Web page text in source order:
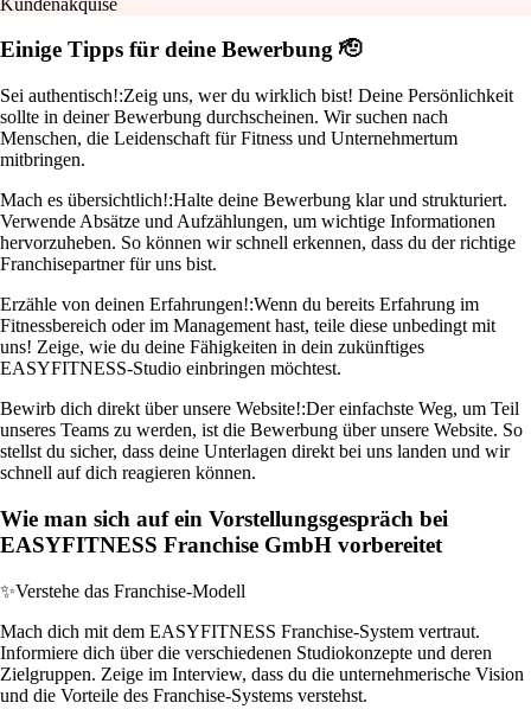
Einige Tipps für deine Bewerbung 🫡
Sei authentisch!:Zeig uns, wer du wirklich bist! Deine Persönlichkeit
sollte in deiner Bewerbung durchscheinen. Wir suchen nach
Menschen, die Leidenschaft für Fitness und Unternehmertum
mitbringen.
Mach es übersichtlich!:Halte deine Bewerbung klar und strukturiert.
Verwende Absätze und Aufzählungen, um wichtige Informationen
hervorzuheben. So können wir schnell erkennen, dass du der richtige
Franchisepartner für uns bist.
Erzähle von deinen Erfahrungen!:Wenn du bereits Erfahrung im
Fitnessbereich oder im Management hast, teile diese unbedingt mit
uns! Zeige, wie du deine Fähigkeiten in dein zukünftiges
EASYFITNESS-Studio einbringen möchtest.
Bewirb dich direkt über unsere Website!:Der einfachste Weg, um Teil
unseres Teams zu werden, ist die Bewerbung über unsere Website. So
stellst du sicher, dass deine Unterlagen direkt bei uns landen und wir
schnell auf dich reagieren können.
Wie man sich auf ein Vorstellungsgespräch bei
EASYFITNESS Franchise GmbH vorbereitet
✨Verstehe das Franchise-Modell
Mach dich mit dem EASYFITNESS Franchise-System vertraut.
Informiere dich über die verschiedenen Studiokonzepte und deren
Zielgruppen. Zeige im Interview, dass du die unternehmerische Vision
und die Vorteile des Franchise-Systems verstehst.